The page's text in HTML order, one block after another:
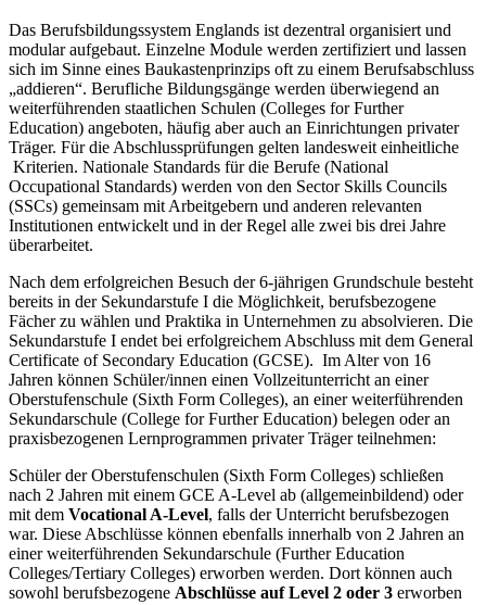
Das Berufsbildungssystem Englands ist dezentral organisiert und
modular aufgebaut. Einzelne Module werden zertifiziert und lassen
sich im Sinne eines Baukastenprinzips oft zu einem Berufsabschluss
„addieren“. Berufliche Bildungsgänge werden überwiegend an
weiterführenden staatlichen Schulen (Colleges for Further
Education) angeboten, häufig aber auch an Einrichtungen privater
Träger. Für die Abschlussprüfungen gelten landesweit einheitliche
Kriterien. Nationale Standards für die Berufe (National
Occupational Standards) werden von den Sector Skills Councils
(SSCs) gemeinsam mit Arbeitgebern und anderen relevanten
Institutionen entwickelt und in der Regel alle zwei bis drei Jahre
überarbeitet.
Nach dem erfolgreichen Besuch der 6-jährigen Grundschule besteht
bereits in der Sekundarstufe I die Möglichkeit, berufsbezogene
Fächer zu wählen und Praktika in Unternehmen zu absolvieren. Die
Sekundarstufe I endet bei erfolgreichem Abschluss mit dem General
Certificate of Secondary Education (GCSE). Im Alter von 16
Jahren können Schüler/innen einen Vollzeitunterricht an einer
Oberstufenschule (Sixth Form Colleges), an einer weiterführenden
Sekundarschule (College for Further Education) belegen oder an
praxisbezogenen Lernprogrammen privater Träger teilnehmen:
Schüler der Oberstufenschulen (Sixth Form Colleges) schließen
nach 2 Jahren mit einem GCE A-Level ab (allgemeinbildend) oder
mit dem Vocational A-Level, falls der Unterricht berufsbezogen
war. Diese Abschlüsse können ebenfalls innerhalb von 2 Jahren an
einer weiterführenden Sekundarschule (Further Education
Colleges/Tertiary Colleges) erworben werden. Dort können auch
sowohl berufsbezogene Abschlüsse auf Level 2 oder 3 erworben